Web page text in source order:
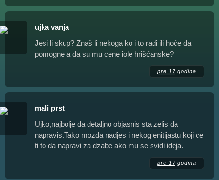
ujka vanja
Jesi li skup? Znaš li nekoga ko i to radi ili hoće da
pomogne a da su mu cene iole hrišćanske?
pre 17 godina
mali prst
Ujko,najbolje da detaljno objasnis sta zelis da
napravis.Tako mozda nadjes i nekog enitijastu koji ce
ti to da napravi za dzabe ako mu se svidi ideja.
pre 17 godina